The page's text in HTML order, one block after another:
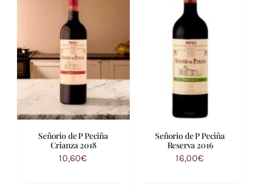
Señorio de P Peciña
Crianza 2018
10,60€
Señorio de P Peciña
Reserva 2016
16,00€